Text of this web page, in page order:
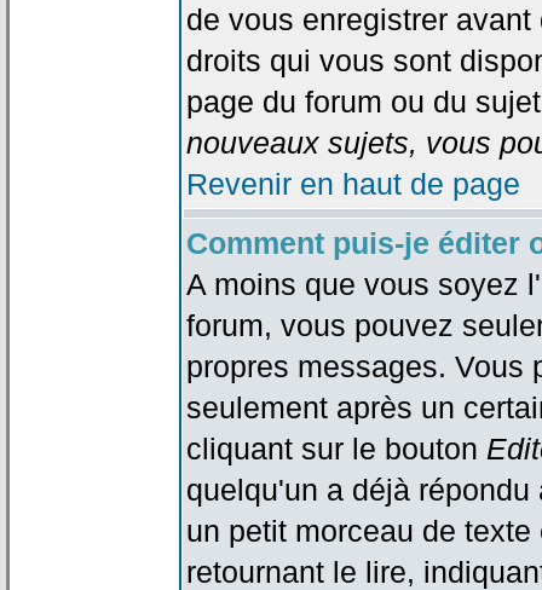
de vous enregistrer
droits qui vous sont
page du forum ou du
nouveaux sujets, vous
Revenir en haut de page
Comment puis-je éditer
A moins que vous soyez
forum, vous pouvez
propres messages. Vous
seulement après un
cliquant sur le bouton
quelqu'un a déjà
un petit morceau de
retournant le lire,